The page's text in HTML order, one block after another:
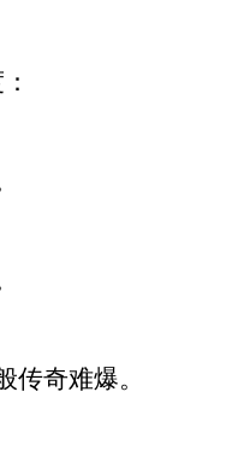
奇难爆。